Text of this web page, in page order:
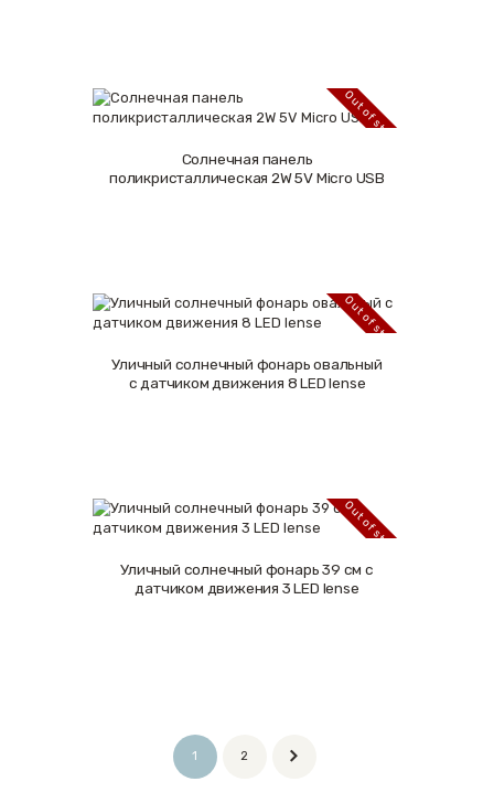
Out of stock
Подробнее
Солнечная панель
поликристаллическая 2W 5V Micro USB
Out of stock
Подробнее
Уличный солнечный фонарь овальный
с датчиком движения 8 LED lense
Out of stock
Подробнее
Уличный солнечный фонарь 39 см с
датчиком движения 3 LED lense
1 2